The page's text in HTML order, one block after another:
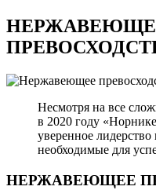
Несмотря на все
в 2020 году
уверенное
необходимые для
НЕРЖАВЕЮЩЕЕ